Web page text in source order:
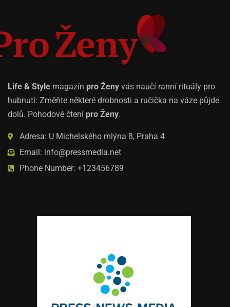
Life & Style magazín pro Ženy vás naučí ranní rituály pro
hubnutí: Změňte některé drobnosti a ručička na váze půjde
dolů. Pohodové čtení pro Ženy.
Adresa: U Michelského mlýna 8, Praha 4
Email: info@pressmedia.net
Phone Number: +123456789